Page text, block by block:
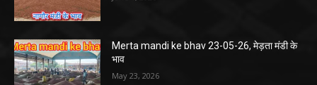
Merta mandi ke bhav 23-05-26, मेड़ता मंडी के
भाव
May 23, 2026